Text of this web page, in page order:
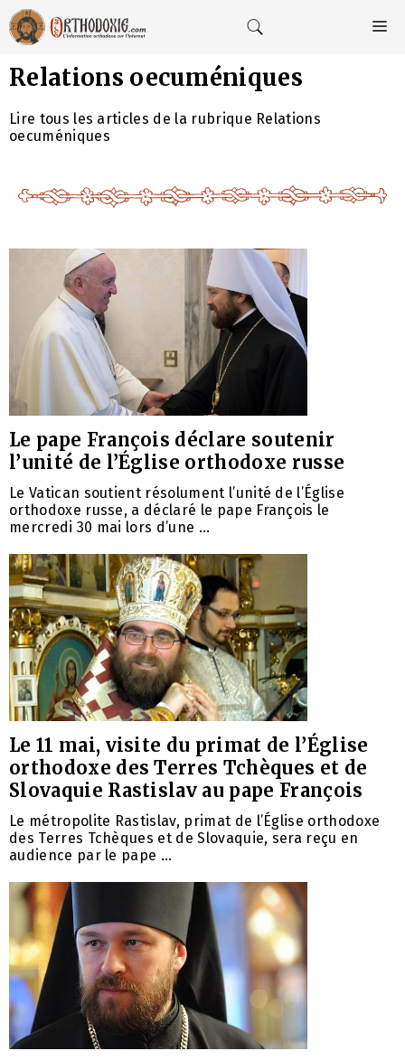
Aller
au
contenu
Relations oecuméniques
Lire tous les articles de la rubrique Relations
oecuméniques
Le pape François déclare soutenir
l’unité de l’Église orthodoxe russe
Le Vatican soutient résolument l’unité de l’Église
orthodoxe russe, a déclaré le pape François le
mercredi 30 mai lors d’une ...
Le 11 mai, visite du primat de l’Église
orthodoxe des Terres Tchèques et de
Slovaquie Rastislav au pape François
Le métropolite Rastislav, primat de l’Église orthodoxe
des Terres Tchèques et de Slovaquie, sera reçu en
audience par le pape ...